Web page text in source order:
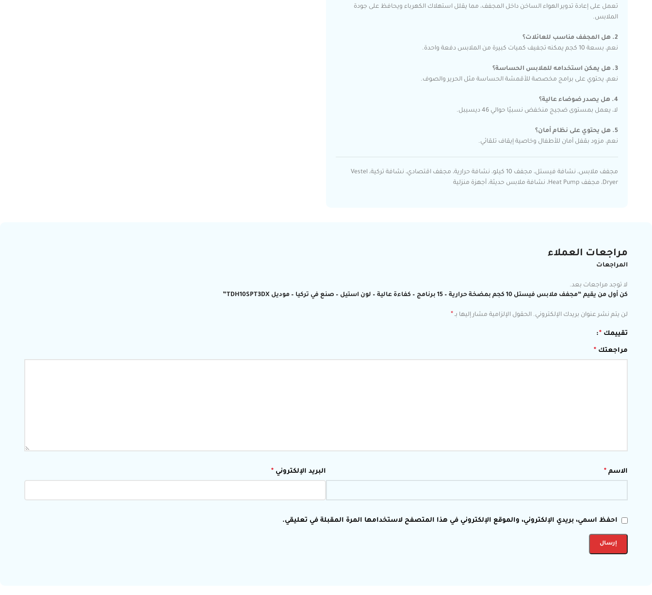
تعمل على إعادة تدوير الهواء الساخن داخل المجفف، مما يقلل استهلاك الكهرباء ويحافظ على جودة
الملابس.
2. هل المجفف مناسب للعائلات؟
نعم، بسعة 10 كجم يمكنه تجفيف كميات كبيرة من الملابس دفعة واحدة.
3. هل يمكن استخدامه للملابس الحساسة؟
نعم، يحتوي على برامج مخصصة للأقمشة الحساسة مثل الحرير والصوف.
4. هل يصدر ضوضاء عالية؟
لا، يعمل بمستوى ضجيج منخفض نسبيًا حوالي 46 ديسيبل.
5. هل يحتوي على نظام أمان؟
نعم، مزود بقفل أمان للأطفال وخاصية إيقاف تلقائي.
مجفف ملابس، نشافة فيستل، مجفف 10 كيلو، نشافة حرارية، مجفف اقتصادي، نشافة تركية، Vestel
Dryer، مجفف Heat Pump، نشافة ملابس حديثة، أجهزة منزلية
مراجعات العملاء
المراجعات
لا توجد مراجعات بعد.
كن أول من يقيم “مجفف ملابس فيستل 10 كجم بمضخة حرارية – 15 برنامج – كفاءة عالية – لون استيل – صنع في تركيا – موديل TDH10SPT3DX”
لن يتم نشر عنوان بريدك الإلكتروني. الحقول الإلزامية مشار إليها بـ *
تقييمك *
مراجعتك *
الاسم * البريد الإلكتروني *
احفظ اسمي، بريدي الإلكتروني، والموقع الإلكتروني في هذا المتصفح لاستخدامها المرة المقبلة في تعليقي.